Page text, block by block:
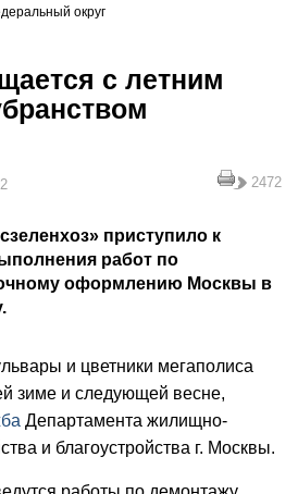
округ
с летним
2472
приступило к
работ по
оформлению Москвы в
и цветники мегаполиса
зиме и следующей весне,
Департамента жилищно-
и благоустройства г. Москвы.